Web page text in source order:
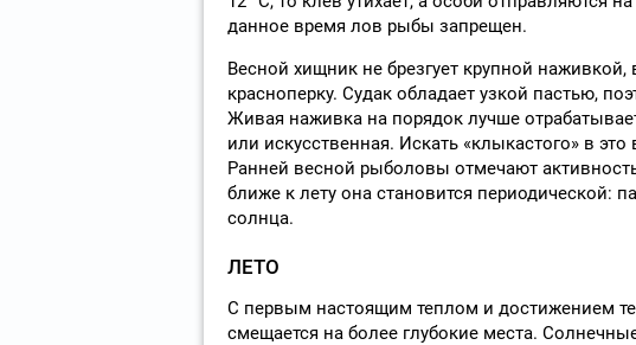
данное время лов рыбы запрещен.
Весной хищник не брезгует крупной
красноперку. Судак обладает узкой пастью,
Живая наживка на порядок лучше
или искусственная. Искать «клыкастого» в
Ранней весной рыболовы отмечают
ближе к лету она становится периодической:
солнца.
ЛЕТО
С первым настоящим теплом и достижением
смещается на более глубокие места.